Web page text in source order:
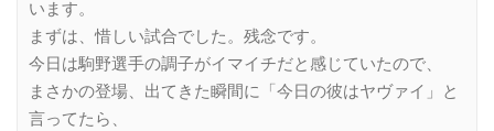
います。
まずは、惜しい試合でした。残念です。
今日は駒野選手の調子がイマイチだと感じていたので、
まさかの登場、出てきた瞬間に「今日の彼はヤヴァイ」と
言ってたら、